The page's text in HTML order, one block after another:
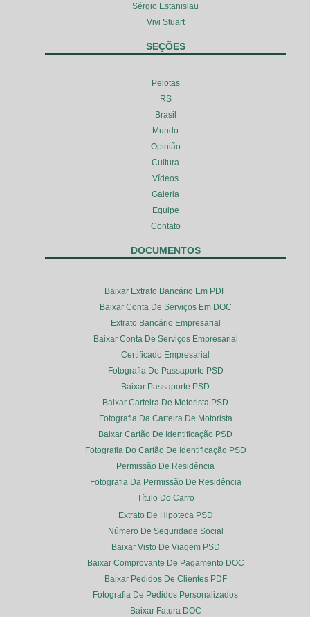
Sérgio Estanislau
Vivi Stuart
SEÇÕES
Pelotas
RS
Brasil
Mundo
Opinião
Cultura
Vídeos
Galeria
Equipe
Contato
DOCUMENTOS
Baixar Extrato Bancário Em PDF
Baixar Conta De Serviços Em DOC
Extrato Bancário Empresarial
Baixar Conta De Serviços Empresarial
Certificado Empresarial
Fotografia De Passaporte PSD
Baixar Passaporte PSD
Baixar Carteira De Motorista PSD
Fotografia Da Carteira De Motorista
Baixar Cartão De Identificação PSD
Fotografia Do Cartão De Identificação PSD
Permissão De Residência
Fotografia Da Permissão De Residência
Título Do Carro
Extrato De Hipoteca PSD
Número De Seguridade Social
Baixar Visto De Viagem PSD
Baixar Comprovante De Pagamento DOC
Baixar Pedidos De Clientes PDF
Fotografia De Pedidos Personalizados
Baixar Fatura DOC